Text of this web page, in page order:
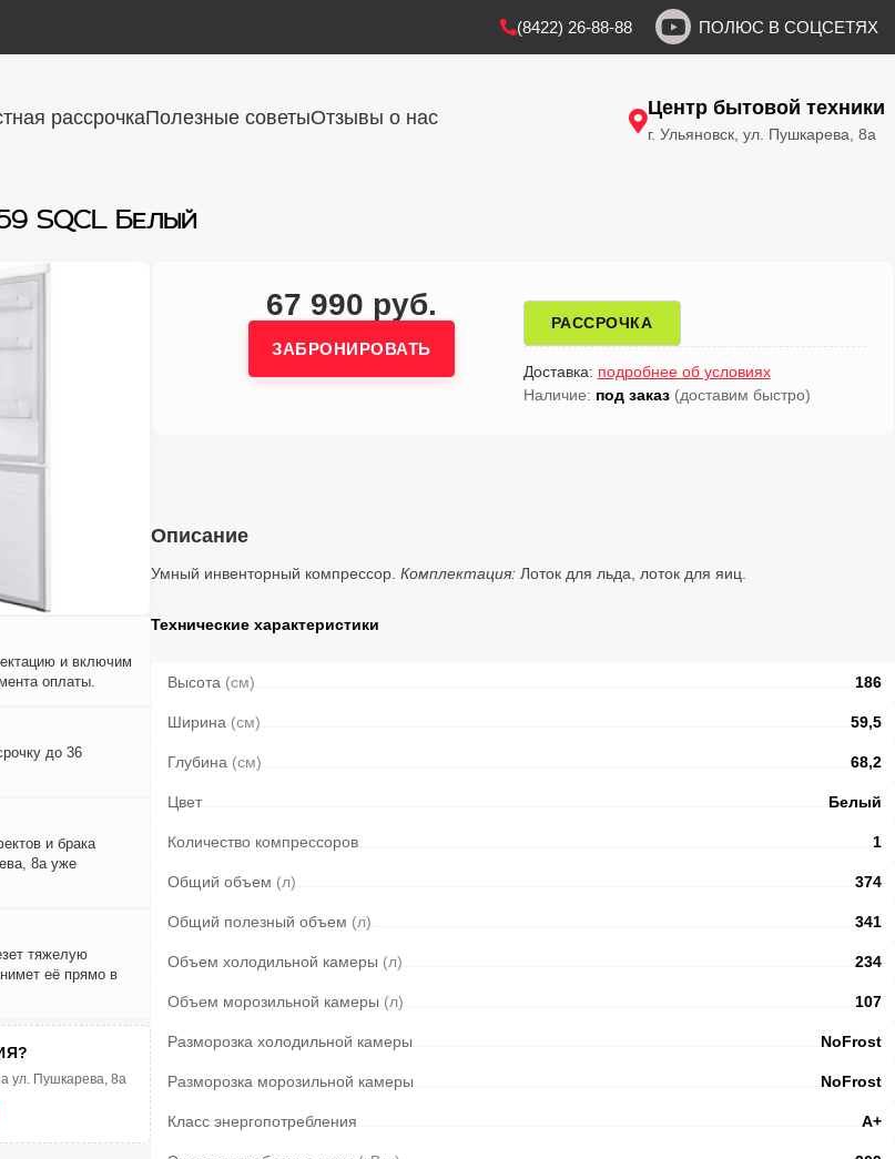
(8422) 26-88-88 ПОЛЮС В СОЦСЕТЯХ
рассрочкаПолезные советыОтзывы о нас Центр бытовой техники
г. Ульяновск, ул. Пушкарева, 8а
SQCL Белый
и включим
оплаты.
до 36
и брака
8а уже
тяжелую
её прямо в
ул. Пушкарева, 8а
67 990 руб.
ЗАБРОНИРОВАТЬ
РАССРОЧКА
Доставка: подробнее об условиях
Наличие: под заказ(доставим быстро)
Описание
Умный инвенторный компрессор. Комплектация: Лоток для льда, лоток для яиц.
Технические характеристики
Высота (см) 186
Ширина (см) 59,5
Глубина (см) 68,2
Цвет Белый
Количество компрессоров 1
Общий объем (л) 374
Общий полезный объем (л) 341
Объем холодильной камеры (л) 234
Объем морозильной камеры (л) 107
Разморозка холодильной камеры NoFrost
Разморозка морозильной камеры NoFrost
Класс энергопотребления А+